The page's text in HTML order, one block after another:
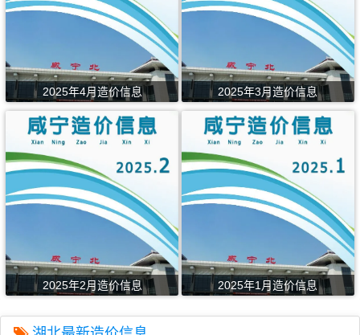
2025年4月造价信息 2025年3月造价信息
2025年2月造价信息 2025年1月造价信息